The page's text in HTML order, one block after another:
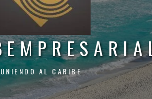
UNIENDO AL CARIBE